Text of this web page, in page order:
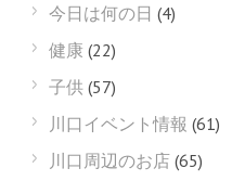
今日は何の日 (4)
健康 (22)
子供 (57)
川口イベント情報 (61)
川口周辺のお店 (65)